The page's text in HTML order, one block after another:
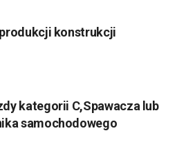
konstrukcji
kategorii C,Spawacza lub
samochodowego